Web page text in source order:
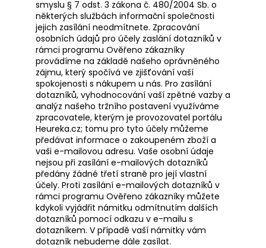
smyslu § 7 odst. 3 zákona č. 480/2004 Sb. o
některých službách informační společnosti
jejich zasílání neodmítnete. Zpracování
osobních údajů pro účely zaslání dotazníků v
rámci programu Ověřeno zákazníky
provádíme na základě našeho oprávněného
zájmu, který spočívá ve zjišťování vaší
spokojenosti s nákupem u nás. Pro zasílání
dotazníků, vyhodnocování vaší zpětné vazby a
analýz našeho tržního postavení využíváme
zpracovatele, kterým je provozovatel portálu
Heureka.cz; tomu pro tyto účely můžeme
předávat informace o zakoupeném zboží a
vaši e-mailovou adresu. Vaše osobní údaje
nejsou při zasílání e-mailových dotazníků
předány žádné třetí straně pro její vlastní
účely. Proti zasílání e-mailových dotazníků v
rámci programu Ověřeno zákazníky můžete
kdykoli vyjádřit námitku odmítnutím dalších
dotazníků pomocí odkazu v e-mailu s
dotazníkem. V případě vaší námitky vám
dotazník nebudeme dále zasílat.